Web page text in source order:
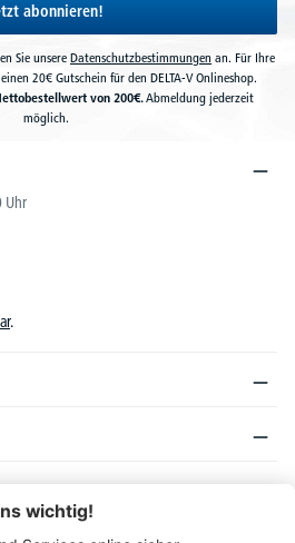
abonnieren!
Sie unsereDatenschutzbestimmungen an. Für Ihre
20€ Gutschein für den DELTA-V Onlineshop.
von 200€.Abmeldung jederzeit
möglich.
Uhr
.